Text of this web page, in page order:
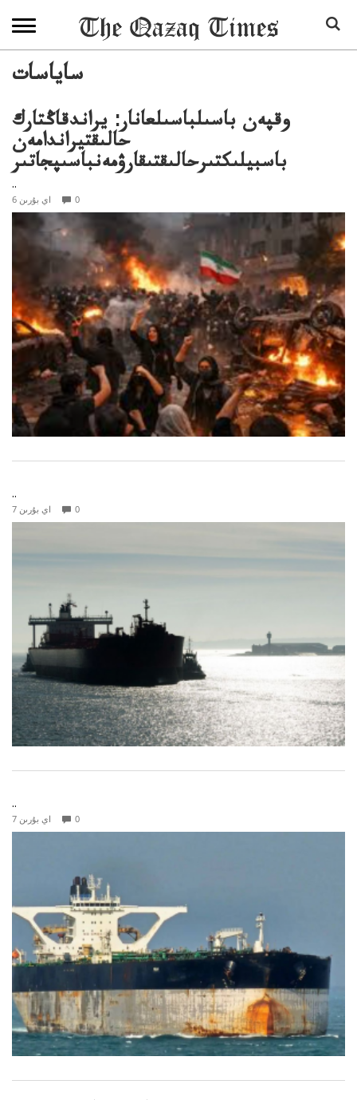
ساياسات
وقپەن باسىلباسىلعانار: يراندقاڭتارك
حالىقتيراندامەن
باسبيلىكتىرحالىقتىقارۋمەنباسىپجاتىر
..
6 اي بۇرىن 0
..
7 اي بۇرىن 0
..
7 اي بۇرىن 0